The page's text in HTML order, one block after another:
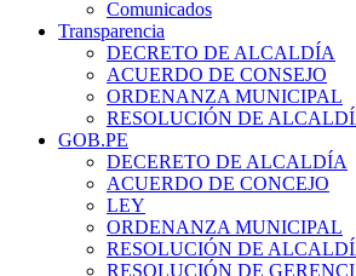
Comunicados
Transparencia
DECRETO DE ALCALDÍA
ACUERDO DE CONSEJO
ORDENANZA MUNICIPAL
RESOLUCIÓN DE
GOB.PE
DECERETO DE ALCALDÍA
ACUERDO DE CONCEJO
LEY
ORDENANZA MUNICIPAL
RESOLUCIÓN DE
RESOLUCIÓN DE